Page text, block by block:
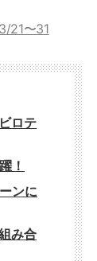
21〜31
ロテ
！
ンに
み合